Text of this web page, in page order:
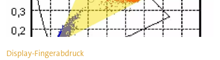
Display-Fingerabdruck